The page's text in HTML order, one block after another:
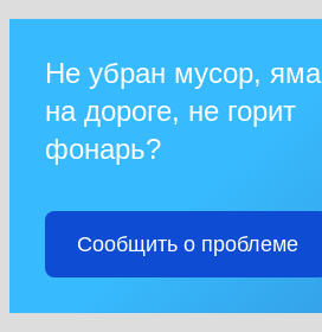
Не убран мусор, яма
на дороге, не горит
фонарь?
Сообщить о проблеме